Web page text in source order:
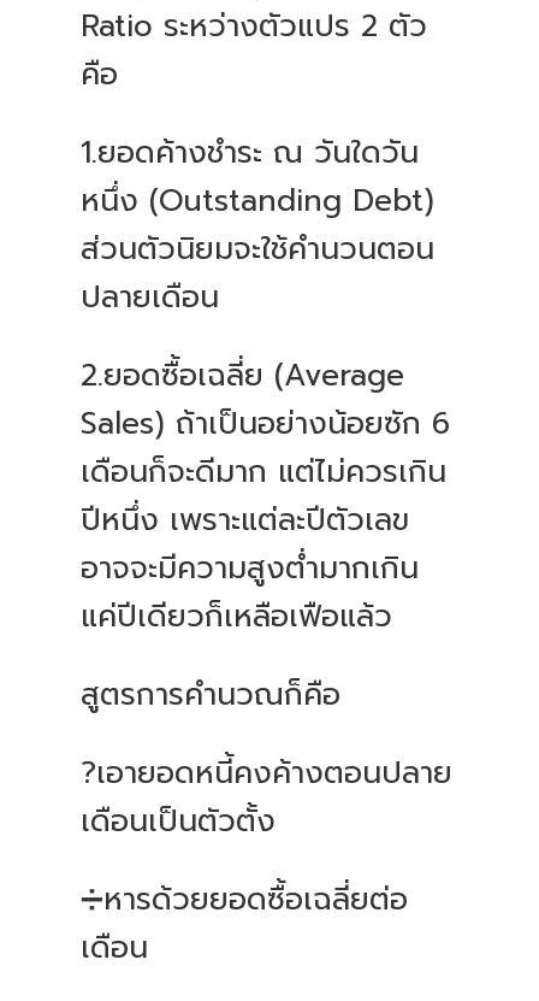
Ratio ระหว่างตัวแปร 2 ตัว
คือ
1.ยอดค้างชำระ ณ วันใดวัน
หนึ่ง (Outstanding Debt)
ส่วนตัวนิยมจะใช้คำนวนตอน
ปลายเดือน
2.ยอดซื้อเฉลี่ย (Average
Sales) ถ้าเป็นอย่างน้อยซัก 6
เดือนก็จะดีมาก แต่ไม่ควรเกิน
ปีหนึ่ง เพราะแต่ละปีตัวเลข
อาจจะมีความสูงต่ำมากเกิน
แค่ปีเดียวก็เหลือเฟือแล้ว
สูตรการคำนวณก็คือ
?เอายอดหนี้คงค้างตอนปลาย
เดือนเป็นตัวตั้ง
➗หารด้วยยอดซื้อเฉลี่ยต่อ
เดือน